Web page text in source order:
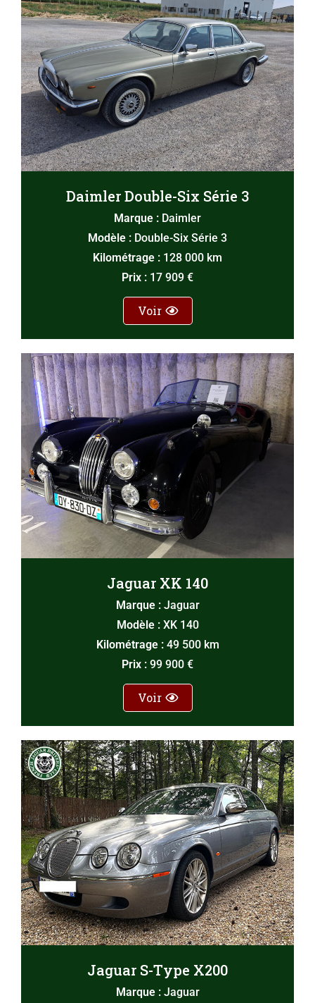
Daimler Double-Six Série 3
Marque : Daimler
Modèle : Double-Six Série 3
Kilométrage : 128 000 km
Prix : 17 909 €
Voir
Jaguar XK 140
Marque : Jaguar
Modèle : XK 140
Kilométrage : 49 500 km
Prix : 99 900 €
Voir
Jaguar S-Type X200
Marque : Jaguar